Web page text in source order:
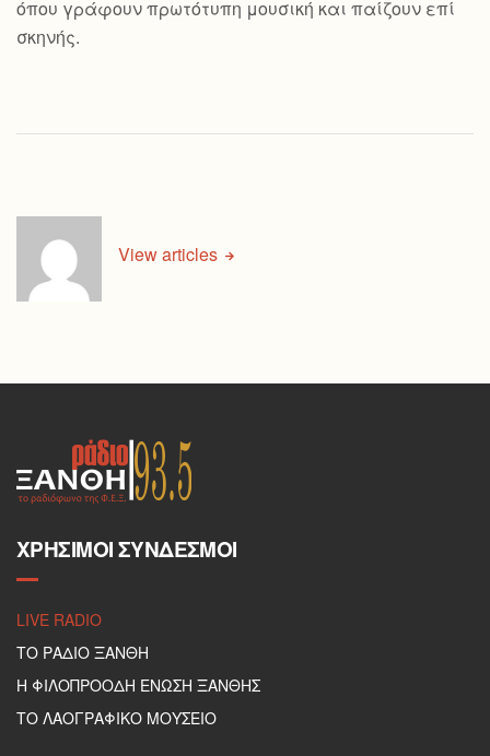
όπου γράφουν πρωτότυπη μουσική και παίζουν επί
σκηνής.
View articles
ΧΡΉΣΙΜΟΙ ΣΎΝΔΕΣΜΟΙ
LIVE RADIO
ΤΟ ΡΑΔΙΟ ΞΑΝΘΗ
Η ΦΙΛΟΠΡΟΟΔΗ ΕΝΩΣΗ ΞΑΝΘΗΣ
ΤΟ ΛΑΟΓΡΑΦΙΚΟ ΜΟΥΣΕΙΟ